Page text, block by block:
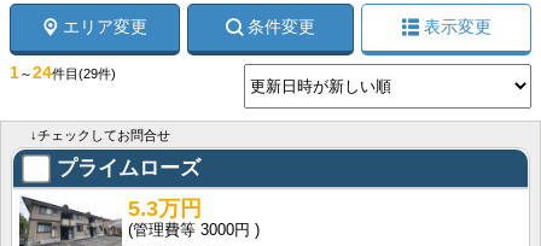
エリア変更 条件変更 表示変更
1～24件目 (29件)
↓チェックしてお問合せ
プライムローズ
5.3万円
3000円